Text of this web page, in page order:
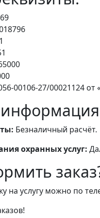
00106-27/00021124 от
Безналичный расчёт.
охранных услуг:
на услугу можно по